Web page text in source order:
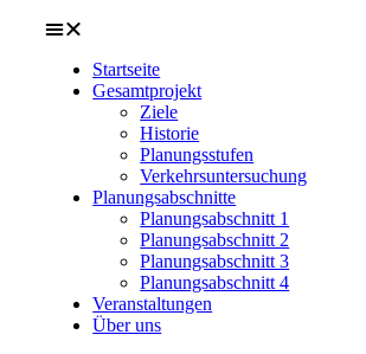
Startseite
Gesamtprojekt
Ziele
Historie
Planungsstufen
Verkehrsuntersuchung
Planungsabschnitte
Planungsabschnitt 1
Planungsabschnitt 2
Planungsabschnitt 3
Planungsabschnitt 4
Veranstaltungen
Über uns